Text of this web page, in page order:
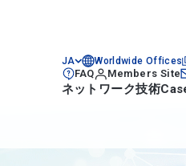
JA Worldwide Offices
FAQ Members Site
ネットワーク技術